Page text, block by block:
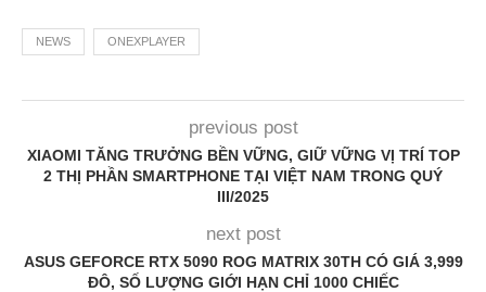
NEWS ONEXPLAYER
previous post
XIAOMI TĂNG TRƯỞNG BỀN VỮNG, GIỮ VỮNG VỊ TRÍ TOP
2 THỊ PHẦN SMARTPHONE TẠI VIỆT NAM TRONG QUÝ
III/2025
next post
ASUS GEFORCE RTX 5090 ROG MATRIX 30TH CÓ GIÁ 3,999
ĐÔ, SỐ LƯỢNG GIỚI HẠN CHỈ 1000 CHIẾC